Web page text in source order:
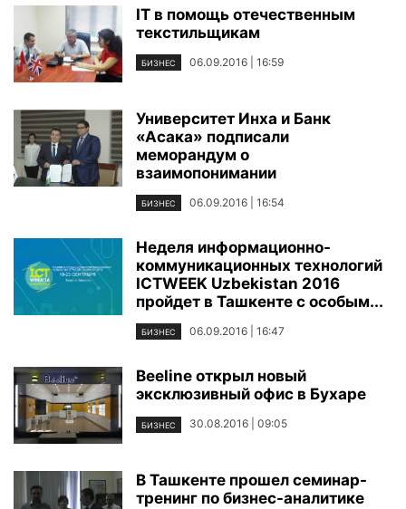
IT в помощь отечественным
текстильщикам
БИЗНЕС 06.09.2016 | 16:59
Университет Инха и Банк
«Асака» подписали
меморандум о
взаимопонимании
БИЗНЕС 06.09.2016 | 16:54
Неделя информационно-
коммуникационных технологий
ICTWEEK Uzbekistan 2016
пройдет в Ташкенте с особым...
БИЗНЕС 06.09.2016 | 16:47
Beeline открыл новый
эксклюзивный офис в Бухаре
БИЗНЕС 30.08.2016 | 09:05
В Ташкенте прошел семинар-
тренинг по бизнес-аналитике